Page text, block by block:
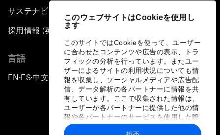
このウェブサイトはCookieを使用し
ます
このサイトではCookieを使って、ユーザー
に合わせたコンテンツや広告の表示、トラ
フィックの分析を行っています。またユー
ザーによるサイトの利用状況についても情
報を収集し、ソーシャルメディアや広告配
信、データ解析の各パートナーに情報を共
有しています。ここで収集された情報は、
ユーザーが各パートナーに提供した他の情
報や各パートナーのサービスを使用した際
に収集された情報と組み合わされ、各パー
サステナビリティへの取り組み
採用情報 (英語のみ)
言語
EN ▪ES▪中文▪ 日本語